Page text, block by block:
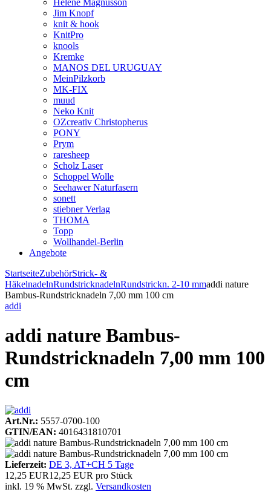
Helene Magnusson
Jim Knopf
knit & hook
KnitPro
knools
Kremke
MANOS DEL URUGUAY
MeinPilzkorb
MK-FIX
muud
Neko Knit
OZcreativ Christopherus
PONY
Prym
raresheep
Scholz Laser
Schoppel Wolle
Seehawer Naturfasern
sonett
stiebner Verlag
THOMA
Topp
Wollhandel-Berlin
Angebote
StartseiteZubehörStrick- &
HäkelnadelnRundstricknadelnRundstrickn. 2-10 mmaddi nature
Bambus-Rundstricknadeln 7,00 mm 100 cm
addi
addi nature Bambus-
Rundstricknadeln 7,00 mm 100
cm
Art.Nr.: 5557-0700-100
GTIN/EAN: 4016431810701
Lieferzeit: DE 3, AT+CH 5 Tage
12,25 EUR12,25 EUR pro Stück
inkl. 19 % MwSt. zzgl. Versandkosten